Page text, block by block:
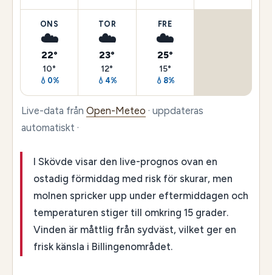
ONS
☁️
22°
10°
💧0%
TOR
☁️
23°
12°
💧4%
FRE
☁️
25°
15°
💧8%
Live-data från Open-Meteo · uppdateras
automatiskt ·
I Skövde visar den live-prognos ovan en
ostadig förmiddag med risk för skurar, men
molnen spricker upp under eftermiddagen och
temperaturen stiger till omkring 15 grader.
Vinden är måttlig från sydväst, vilket ger en
frisk känsla i Billingenområdet.